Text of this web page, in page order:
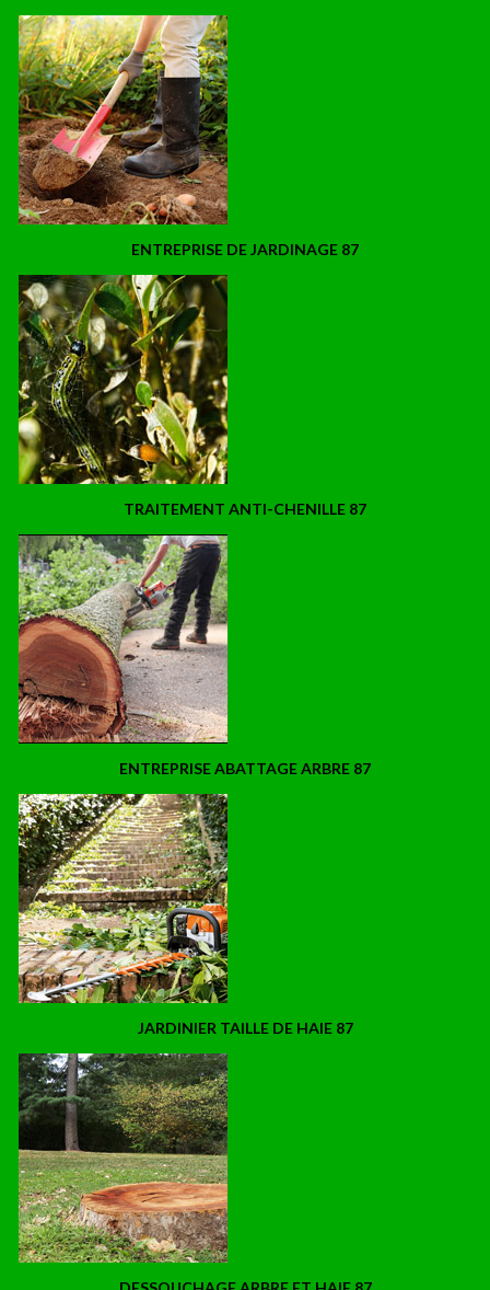
ENTREPRISE DE JARDINAGE 87
TRAITEMENT ANTI-CHENILLE 87
ENTREPRISE ABATTAGE ARBRE 87
JARDINIER TAILLE DE HAIE 87